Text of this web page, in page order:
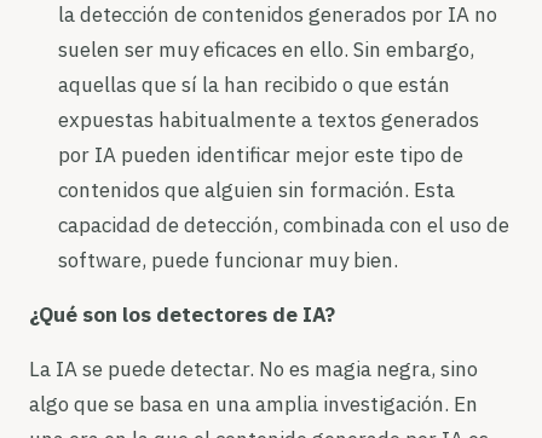
la detección de contenidos generados por IA no
suelen ser muy eficaces en ello. Sin embargo,
aquellas que sí la han recibido o que están
expuestas habitualmente a textos generados
por IA pueden identificar mejor este tipo de
contenidos que alguien sin formación. Esta
capacidad de detección, combinada con el uso de
software, puede funcionar muy bien.
¿Qué son los detectores de IA?
La IA se puede detectar. No es magia negra, sino
algo que se basa en una amplia investigación. En